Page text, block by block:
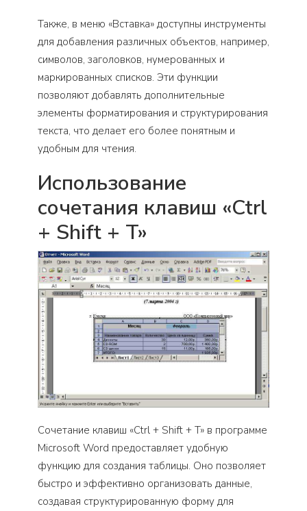
Также, в меню «Вставка» доступны инструменты
для добавления различных объектов, например,
символов, заголовков, нумерованных и
маркированных списков. Эти функции
позволяют добавлять дополнительные
элементы форматирования и структурирования
текста, что делает его более понятным и
удобным для чтения.
Использование
сочетания клавиш «Ctrl
+ Shift + T»
Сочетание клавиш «Ctrl + Shift + T» в программе
Microsoft Word предоставляет удобную
функцию для создания таблицы. Оно позволяет
быстро и эффективно организовать данные,
создавая структурированную форму для